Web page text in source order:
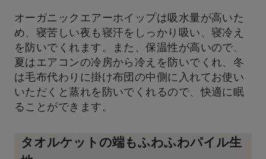
オーガニックエアーホイップは吸水量が高いた
め、寝苦しい夜も寝汗をしっかり吸い、寝冷え
を防いでくれます。また、保温性が高いので、
夏はエアコンの冷房から冷えを防いでくれ、冬
は毛布代わりに掛け布団の中側に入れてお使い
いただくと蒸れを防いでくれるので、快適に眠
ることができます。
タオルケットの端もふわふわパイル生